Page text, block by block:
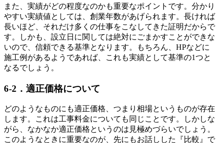
また、実績がどの程度なのかも重要なポイントです。分かり
やすい実績値としては、創業年数があげられます。長ければ
長いほど、それだけ多くの仕事をこなしてきた証明だからで
す。しかも、設立日に関しては絶対にごまかすことができな
いので、信頼できる基準となります。もちろん、HPなどに
施工例があるようであれば、これも実績として基準の1つと
なるでしょう。
6-2．適正価格について
どのようなものにも適正価格、つまり相場というものが存在
します。これは工事料金についても同じことです。しかしな
がら、なかなか適正価格というのは見極めづらいでしょう。
このようなときに重要なのが、先にもお話しした『比較』で